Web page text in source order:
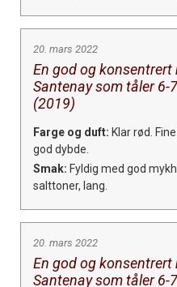
20. mars 2022
En god og
Santenay som tåler 6-
(2019)
Farge og duft: Klar rød.
god dybde.
Smak: Fyldig med god
salttoner, lang.
20. mars 2022
En god og
Santenay som tåler 6-